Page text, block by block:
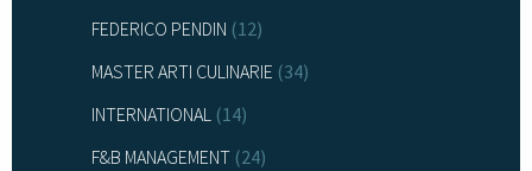
FEDERICO PENDIN (12)
MASTER ARTI CULINARIE (34)
INTERNATIONAL (14)
F&B MANAGEMENT (24)